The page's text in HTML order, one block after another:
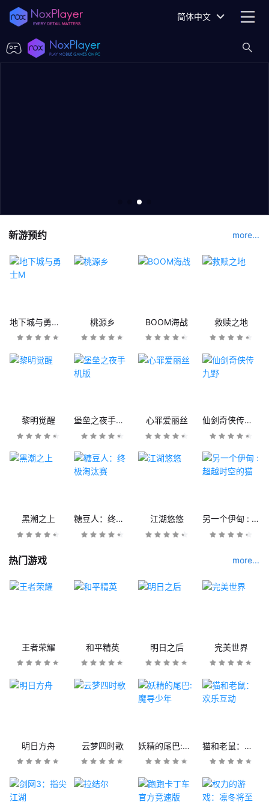
简体中文
新游预约 more...
地下城与勇士M 桃源乡 BOOM海战 救赎之地
黎明觉醒 堡垒之夜手机版 心罪爱丽丝 仙剑奇侠传九野
黑潮之上 糖豆人：终极淘汰赛 江湖悠悠 另一个伊甸 : 超越时空的猫
热门游戏 more...
王者荣耀 和平精英 明日之后 完美世界
明日方舟 云梦四时歌 妖精的尾巴:魔导少年 猫和老鼠：欢乐互动